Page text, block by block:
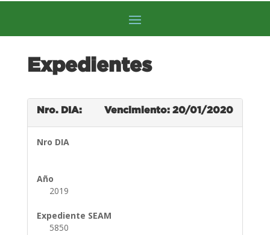
Expedientes
Nro. DIA: Vencimiento: 20/01/2020
Nro DIA
Año
2019
Expediente SEAM
5850